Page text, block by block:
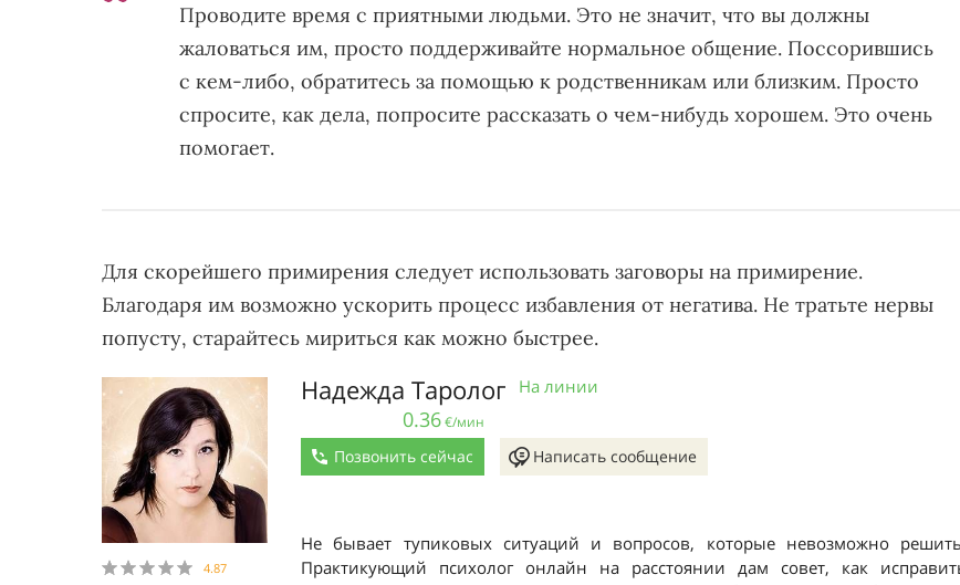
Проводите время с приятными людьми. Это не значит, что вы должны
жаловаться им, просто поддерживайте нормальное общение. Поссорившись
с кем-либо, обратитесь за помощью к родственникам или близким. Просто
спросите, как дела, попросите рассказать о чем-нибудь хорошем. Это очень
помогает.
Для скорейшего примирения следует использовать заговоры на примирение.
Благодаря им возможно ускорить процесс избавления от негатива. Не тратьте нервы
попусту, старайтесь мириться как можно быстрее.